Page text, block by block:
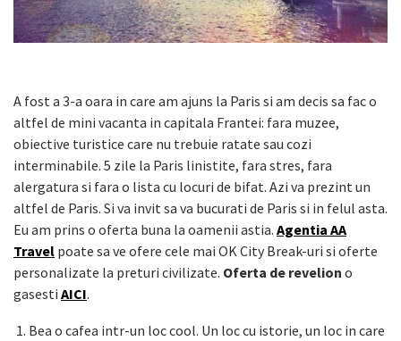
A fost a 3-a oara in care am ajuns la Paris si am decis sa fac o
altfel de mini vacanta in capitala Frantei: fara muzee,
obiective turistice care nu trebuie ratate sau cozi
interminabile. 5 zile la Paris linistite, fara stres, fara
alergatura si fara o lista cu locuri de bifat. Azi va prezint un
altfel de Paris. Si va invit sa va bucurati de Paris si in felul asta.
Eu am prins o oferta buna la oamenii astia. Agentia AA
Travel poate sa ve ofere cele mai OK City Break-uri si oferte
personalizate la preturi civilizate. Oferta de revelion o
gasesti AICI.
1. Bea o cafea intr-un loc cool. Un loc cu istorie, un loc in care